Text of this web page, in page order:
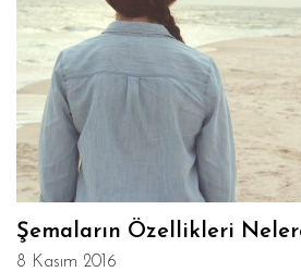
Şemaların Özellikleri
8 Kasım 2016